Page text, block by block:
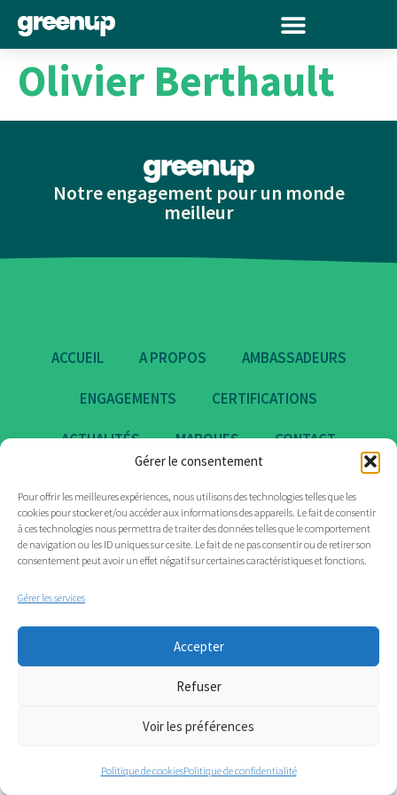
Gérer le consentement
Pour offrir les meilleures expériences, nous utilisons des technologies telles que les
cookies pour stocker et/ou accéder aux informations des appareils. Le fait de consentir
à ces technologies nous permettra de traiter des données telles que le comportement
de navigation ou les ID uniques sur ce site. Le fait de ne pas consentir ou de retirer son
consentement peut avoir un effet négatif sur certaines caractéristiques et fonctions.
Gérer les services
Accepter
Refuser
Voir les préférences
Politique de cookiesPolitique de confidentialité
Olivier Berthault
Notre engagement pour un monde
meilleur
ACCUEIL A PROPOS AMBASSADEURS
ENGAGEMENTS CERTIFICATIONS
ACTUALITÉS MARQUES CONTACT